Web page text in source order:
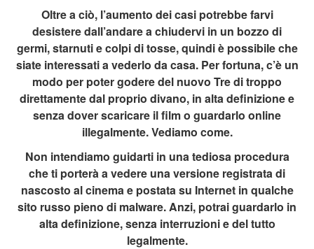
Oltre a ciò, l’aumento dei casi potrebbe farvi
desistere dall’andare a chiudervi in un bozzo di
germi, starnuti e colpi di tosse, quindi è possibile che
siate interessati a vederlo da casa. Per fortuna, c’è un
modo per poter godere del nuovo Tre di troppo
direttamente dal proprio divano, in alta definizione e
senza dover scaricare il film o guardarlo online
illegalmente. Vediamo come.
Non intendiamo guidarti in una tediosa procedura
che ti porterà a vedere una versione registrata di
nascosto al cinema e postata su Internet in qualche
sito russo pieno di malware. Anzi, potrai guardarlo in
alta definizione, senza interruzioni e del tutto
legalmente.